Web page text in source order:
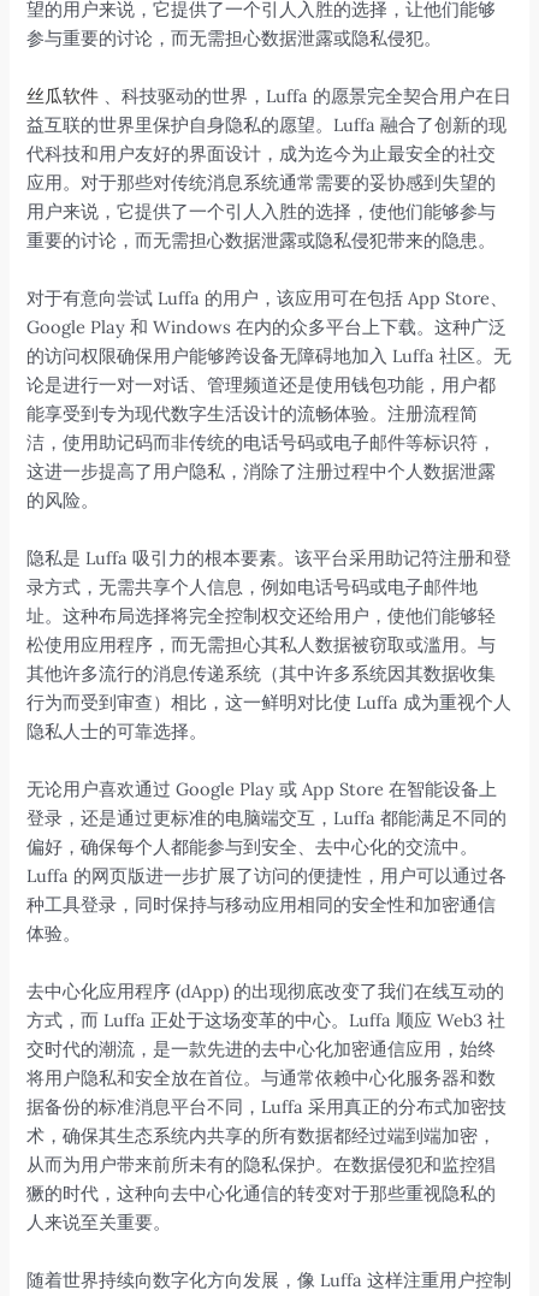
望的用户来说，它提供了一个引人入胜的选择，让他们能够
参与重要的讨论，而无需担心数据泄露或隐私侵犯。
丝瓜软件 、科技驱动的世界，Luffa 的愿景完全契合用户在日
益互联的世界里保护自身隐私的愿望。Luffa 融合了创新的现
代科技和用户友好的界面设计，成为迄今为止最安全的社交
应用。对于那些对传统消息系统通常需要的妥协感到失望的
用户来说，它提供了一个引人入胜的选择，使他们能够参与
重要的讨论，而无需担心数据泄露或隐私侵犯带来的隐患。
对于有意向尝试 Luffa 的用户，该应用可在包括 App Store、
Google Play 和 Windows 在内的众多平台上下载。这种广泛
的访问权限确保用户能够跨设备无障碍地加入 Luffa 社区。无
论是进行一对一对话、管理频道还是使用钱包功能，用户都
能享受到专为现代数字生活设计的流畅体验。注册流程简
洁，使用助记码而非传统的电话号码或电子邮件等标识符，
这进一步提高了用户隐私，消除了注册过程中个人数据泄露
的风险。
隐私是 Luffa 吸引力的根本要素。该平台采用助记符注册和登
录方式，无需共享个人信息，例如电话号码或电子邮件地
址。这种布局选择将完全控制权交还给用户，使他们能够轻
松使用应用程序，而无需担心其私人数据被窃取或滥用。与
其他许多流行的消息传递系统（其中许多系统因其数据收集
行为而受到审查）相比，这一鲜明对比使 Luffa 成为重视个人
隐私人士的可靠选择。
无论用户喜欢通过 Google Play 或 App Store 在智能设备上
登录，还是通过更标准的电脑端交互，Luffa 都能满足不同的
偏好，确保每个人都能参与到安全、去中心化的交流中。
Luffa 的网页版进一步扩展了访问的便捷性，用户可以通过各
种工具登录，同时保持与移动应用相同的安全性和加密通信
体验。
去中心化应用程序 (dApp) 的出现彻底改变了我们在线互动的
方式，而 Luffa 正处于这场变革的中心。Luffa 顺应 Web3 社
交时代的潮流，是一款先进的去中心化加密通信应用，始终
将用户隐私和安全放在首位。与通常依赖中心化服务器和数
据备份的标准消息平台不同，Luffa 采用真正的分布式加密技
术，确保其生态系统内共享的所有数据都经过端到端加密，
从而为用户带来前所未有的隐私保护。在数据侵犯和监控猖
獗的时代，这种向去中心化通信的转变对于那些重视隐私的
人来说至关重要。
随着世界持续向数字化方向发展，像 Luffa 这样注重用户控制